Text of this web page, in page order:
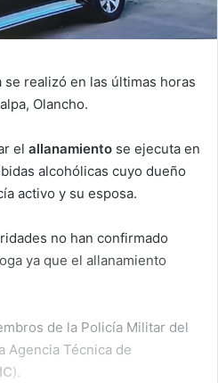
se realizó en las últimas horas
Olancho.
el allanamiento se ejecuta en
alcohólicas cuyo dueño
activo y su esposa.
no han confirmado
ya que el allanamiento
de la Policía Militar del
Agencia Técnica de
).